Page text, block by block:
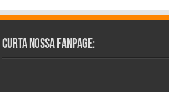
Curta Nossa Fanpage: